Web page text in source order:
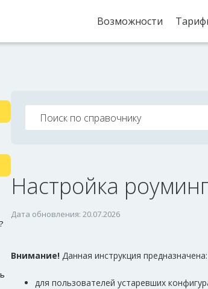
Возможности
Настройка
Дата обновления: 20.07.2026
Внимание! Данная инструкция предназначена:
для пользователей устаревших